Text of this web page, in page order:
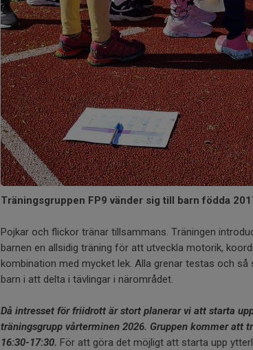
Träningsgruppen FP9 vänder sig till barn födda
Pojkar och flickor tränar tillsammans. Träningen
barnen en allsidig träning för att utveckla motorik,
kombination med mycket lek. Alla grenar testas och
barn i att delta i tävlingar i närområdet.
Då intresset för friidrott är stort planerar vi att starta
träningsgrupp vårterminen 2026. Gruppen kommer att
16:30-17:30. För att göra det möjligt att starta upp